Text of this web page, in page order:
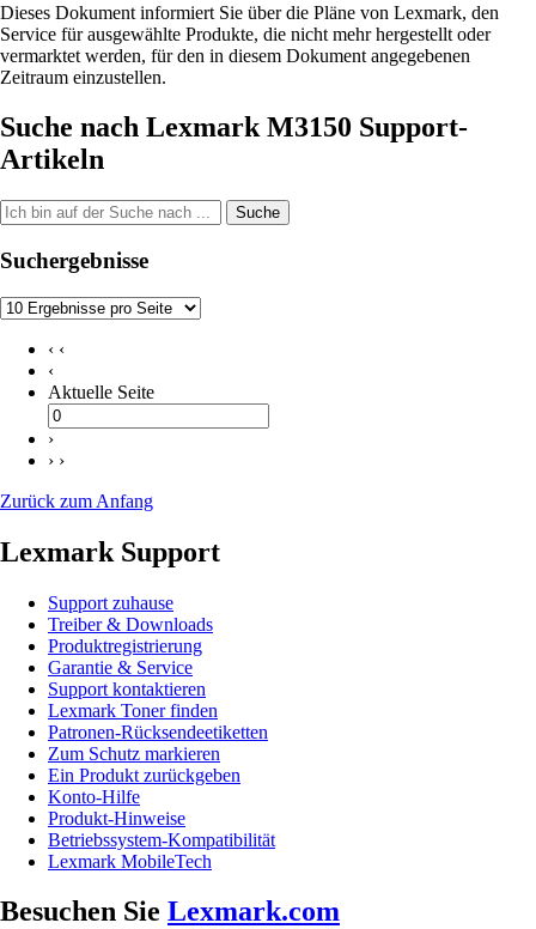
Dieses Dokument informiert Sie über die Pläne von Lexmark, den
Service für ausgewählte Produkte, die nicht mehr hergestellt oder
vermarktet werden, für den in diesem Dokument angegebenen
Zeitraum einzustellen.
Suche nach Lexmark M3150 Support-
Artikeln
Suche
Suchergebnisse
‹ ‹
‹
Aktuelle Seite
›
› ›
Zurück zum Anfang
Lexmark Support
Support zuhause
Treiber & Downloads
Produktregistrierung
Garantie & Service
Support kontaktieren
Lexmark Toner finden
Patronen-Rücksendeetiketten
Zum Schutz markieren
Ein Produkt zurückgeben
Konto-Hilfe
Produkt-Hinweise
Betriebssystem-Kompatibilität
Lexmark MobileTech
Besuchen Sie Lexmark.com